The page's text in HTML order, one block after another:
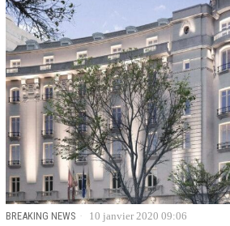
BREAKING NEWS 10 janvier 2020 09:06